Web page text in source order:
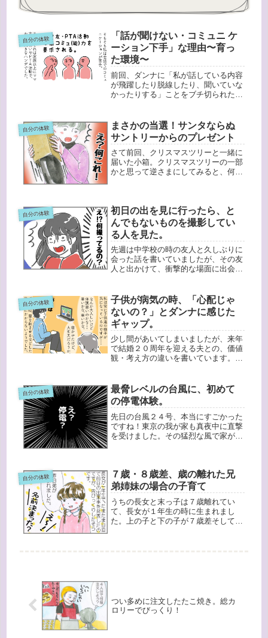
自分の体験
「話が聞けない・コミュニ ケ
ーション下手」な理由〜育っ
た環境〜
前回、ダンナに「私が話している内容
が飛躍したり脱線したり、聞いていな
かったりする」ことをブチ切られたこ
っぱり出てしまいます）。意外と「私
もそう」と言ってくれる方も多かった
ん...
自分の体験
まさかの当選！サンタならぬ
サントリーからのプレゼント
さて前回、クリスマスツリーと一緒に
届いた小箱。クリスマスツリーの一部
かと思って逆さまにしてみると、何や
レシネ」の大きなボトル！全く意味が
わ...
自分の体験
初日の出を見に行ったら、と
んでもないものを撮影してい
る人を見た。
先週は中学校の時の友人と久しぶりに
会った話を書いていましたが、その友
人と出かけて、衝撃的な場面に出会っ
初日の出を見に行きました。夜明け前
から初日の出を見ようと、けっこう多
く...
自分の体験
子供が病気の時、「心配じゃ
ないの？」とダンナに感じた
ギャップ。
少し間があいてしまいましたが、来年
で結婚２０周年を迎える夫との、価値
観・考え方の違いを書いています。今
ー持ちで病弱だったこともあり、本当
によく病気をしていました。子供の様
子...
自分の体験
最脅レベルの台風に、初めて
の停電体験。
先日の台風２４号、本当にすごかった
ですね！東京の我が家も真夜中に直撃
を受けました。その猛烈な風で家が揺
っすら光る電化製品の主電源のランプ
が...
自分の体験
７歳・８歳差、歳の離れた兄
弟姉妹の場合の子育て
うちの長女と末っ子は７歳離れてい
て、長女が１年生の時に生まれまし
た。上の子と下の子が７歳差そしてた
つい多めに注文したたこ焼き。総カ
ロリーでびっくり！